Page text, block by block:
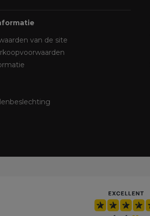
van de site